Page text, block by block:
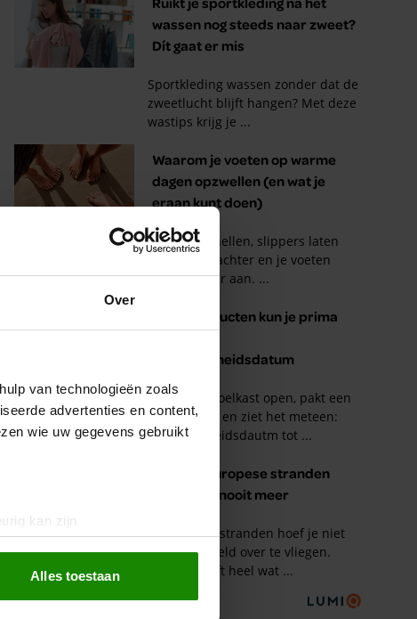
Over
van technologieën zoals
advertenties en content,
wie uw gegevens gebruikt
kan zijn
Alles toestaan